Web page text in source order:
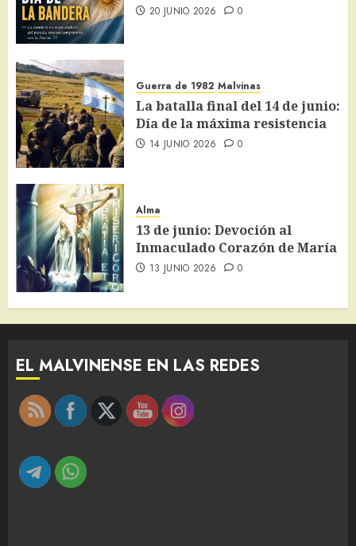
20 JUNIO 2026 0
Guerra de 1982 Malvinas
La batalla final del 14 de junio:
Día de la máxima resistencia
14 JUNIO 2026 0
Alma
13 de junio: Devoción al
Inmaculado Corazón de María
13 JUNIO 2026 0
EL MALVINENSE EN LAS REDES